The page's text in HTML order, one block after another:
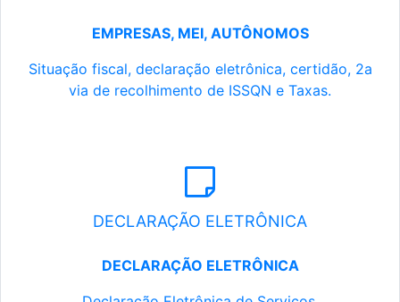
EMPRESAS, MEI, AUTÔNOMOS
Situação fiscal, declaração eletrônica, certidão, 2a
via de recolhimento de ISSQN e Taxas.
DECLARAÇÃO ELETRÔNICA
DECLARAÇÃO ELETRÔNICA